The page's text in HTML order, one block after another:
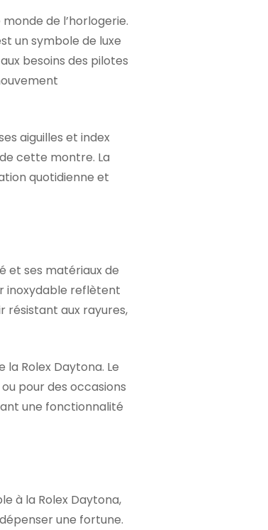
de l’horlogerie.
un symbole de luxe
besoins des pilotes
aiguilles et index
cette montre. La
quotidienne et
et ses matériaux de
inoxydable reflètent
résistant aux rayures,
Rolex Daytona. Le
pour des occasions
une fonctionnalité
à la Rolex Daytona,
une fortune.